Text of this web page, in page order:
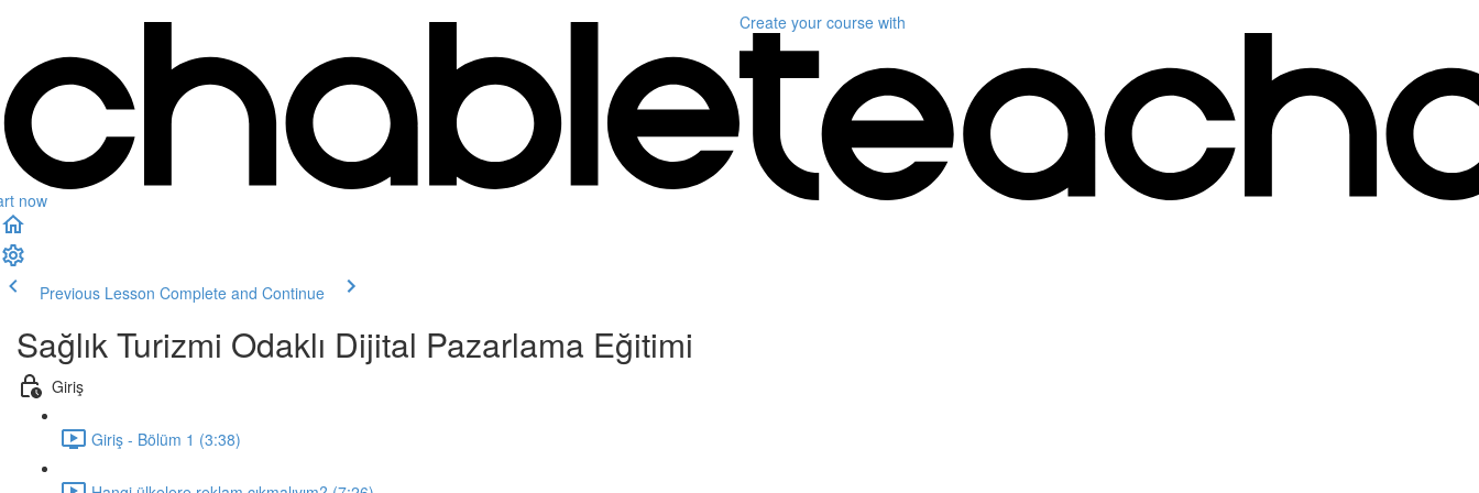
now
Create your course with
Previous Lesson Complete and Continue
Sağlık Turizmi Odaklı Dijital Pazarlama Eğitimi
Giriş
Giriş - Bölüm 1 (3:38)